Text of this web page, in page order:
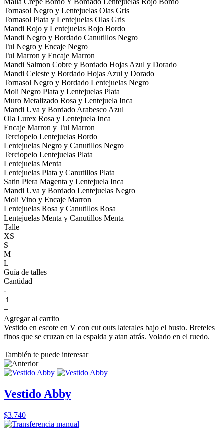
Tornasol Negro y Lentejuelas Olas Gris
Tornasol Plata y Lentejuelas Olas Gris
Mandi Rojo y Lentejuelas Rojo Bordo
Mandi Negro y Bordado Canutillos Negro
Tul Negro y Encaje Negro
Tul Marron y Encaje Marron
Mandi Salmon Cobre y Bordado Hojas Azul y Dorado
Mandi Celeste y Bordado Hojas Azul y Dorado
Tornasol Negro y Bordado Lentejuelas Negro
Moli Negro Plata y Lentejuelas Plata
Muro Metalizado Rosa y Lentejuela Inca
Mandi Uva y Bordado Arabesco Azul
Ola Lurex Rosa y Lentejuela Inca
Encaje Marron y Tul Marron
Terciopelo Lentejuelas Bordo
Lentejuelas Negro y Canutillos Negro
Terciopelo Lentejuelas Plata
Lentejuelas Menta
Lentejuelas Plata y Canutillos Plata
Satin Piera Magenta y Lentejuela Inca
Mandi Uva y Bordado Lentejuelas Negro
Moli Vino y Encaje Marron
Lentejuelas Rosa y Canutillos Rosa
Lentejuelas Menta y Canutillos Menta
Talle
XS
S
M
L
Guía de talles
Cantidad
-
+
Agregar al carrito
Vestido en escote en V con cut outs laterales bajo el busto. Breteles
finos que se cruzan en la espalda y atan atrás. Volado en el ruedo.
También te puede interesar
Vestido Abby
$3.740